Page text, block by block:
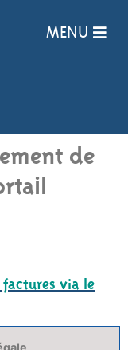
MENU
de
factures via le